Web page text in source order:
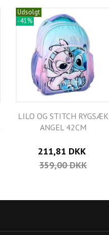
Udsolgt
-41%
LILO OG STITCH RYGSÆK
ANGEL 42CM
211,81 DKK
359,00 DKK